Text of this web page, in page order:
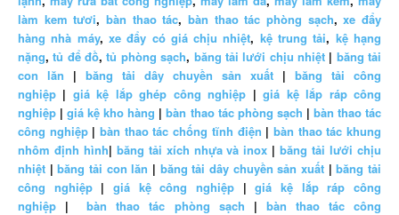
làm kem tươi,bàn thao tác,bàn thao tác phòng sạch,xe đẩy
hàng nhà máy, xe đẩy có giá chịu nhiệt, kệ trung tải, kệ hạng
nặng,tủ để đồ,tủ phòng sạch, băng tải lưới chịu nhiệt| băng tải
con lăn | băng tải dây chuyền sản xuất | băng tải công
nghiệp | giá kệ lắp ghép công nghiệp |giá kệ lắp ráp công
nghiệp |giá kệ kho hàng |bàn thao tác phòng sạch | bàn thao tác
công nghiệp|bàn thao tác chống tĩnh điện | bàn thao tác khung
nhôm định hình| băng tải xích nhựa và inox |băng tải lưới chịu
nhiệt |băng tải con lăn | băng tải dây chuyền sản xuất |băng tải
công nghiệp|giá kệ công nghiệp |giá kệ lắp ráp công
nghiệp |bàn thao tác phòng sạch | bàn thao tác công